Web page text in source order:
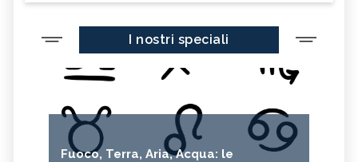
I nostri speciali
Fuoco, Terra, Aria, Acqua: le